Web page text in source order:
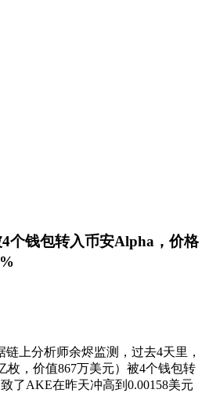
个钱包转入币安Alpha，价格
链上分析师余烬监测，过去4天里，
枚，价值867万美元）被4个钱包转
了AKE在昨天冲高到0.00158美元